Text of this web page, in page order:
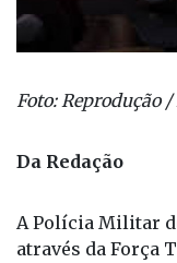
Foto: Reprodução /
Da Redação
A Polícia Militar
através da Força